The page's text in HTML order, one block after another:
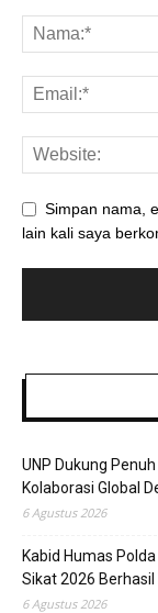
Simpan nama,
lain kali saya
UNP Dukung
Kolaborasi Global
6 Agustus 2026
Kabid Humas
Sikat 2026
6 Agustus 2026